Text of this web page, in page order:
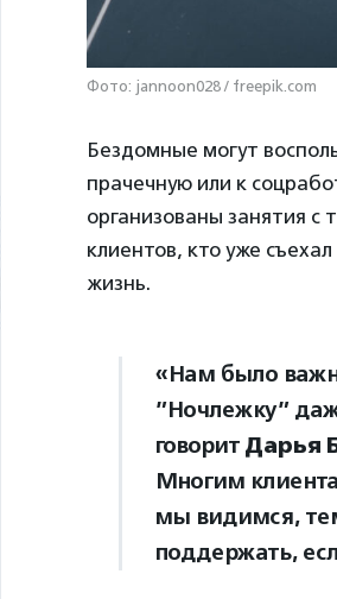
Фото: jannoon028 / freepik.com
Бездомные могут
прачечную или к
организованы занятия с
клиентов, кто уже
жизнь.
«Нам было
”Ночлежку”
говорит Дарья
Многим
мы видимся,
поддержать,